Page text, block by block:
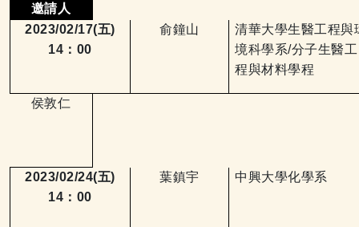
邀請人
2023/02/17(五)
14 ： 00
俞鐘山
清華大學生醫工程與
境科學系/分子生醫工
程與材料學程
侯敦仁
2023/02/24(五)
14 ： 00
葉鎮宇 中興大學化學系